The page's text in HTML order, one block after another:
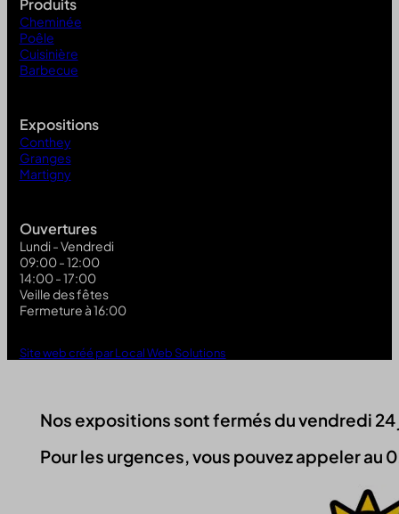
Cheminée
Poêle
Cuisinière
Barbecue
Expositions
Conthey
Granges
Martigny
Ouvertures
Lundi - Vendredi
09:00 - 12:00
14:00 - 17:00
Veille des fêtes
Fermeture à 16:00
Site web créé par Local Web Solutions
Nos expositions sont fermés du vendredi 24
Pour les urgences, vous pouvez appeler au